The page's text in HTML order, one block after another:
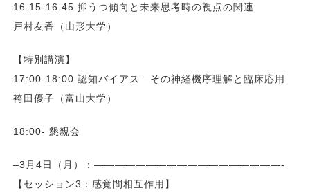
16:15-16:45 抑うつ傾向と未来思考時の視点の関連
戸村友香（山形大学）
【特別講演】
17:00-18:00 認知バイアス―その神経機序理解と臨床応用
袴田優子（富山大学）
18:00- 懇親会
–3月4日（月）：——————————————————-
【セッション3：感覚間相互作用】